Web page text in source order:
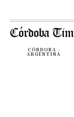
CÓRDOBA -
ARGENTINA